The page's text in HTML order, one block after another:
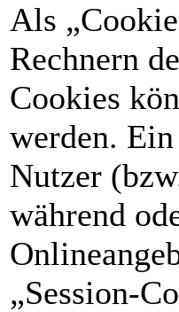
Als
Rechnern
Cookies
werden.
Nutzer
während
„Session-